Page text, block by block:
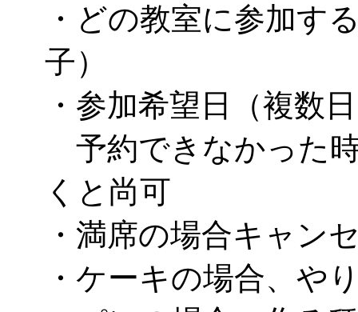
・どの教室に参加す
子）
・参加希望日（複数
予約できなかった
くと尚可
・満席の場合キャン
・ケーキの場合、や